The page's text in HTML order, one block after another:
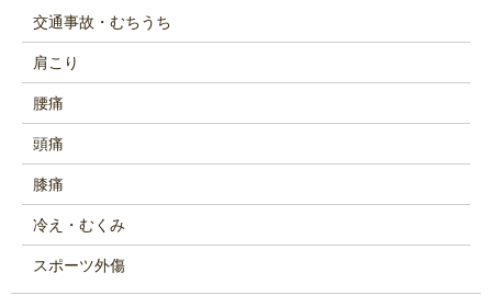
交通事故・むちうち
肩こり
腰痛
頭痛
膝痛
冷え・むくみ
スポーツ外傷